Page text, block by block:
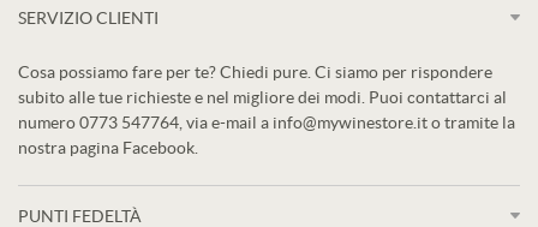
SERVIZIO CLIENTI
Cosa possiamo fare per te? Chiedi pure. Ci siamo per rispondere
subito alle tue richieste e nel migliore dei modi. Puoi contattarci al
numero 0773 547764, via e-mail a info@mywinestore.it o tramite la
nostra pagina Facebook.
PUNTI FEDELTÀ